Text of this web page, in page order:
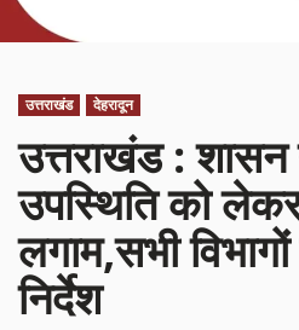
उत्तराखंड देहरादून
उत्तराखंड : शासन
उपस्थिति को
लगाम,सभी
निर्देश